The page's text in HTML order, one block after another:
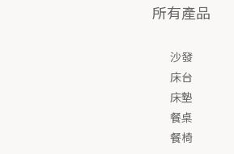
所有產品
沙發
床台
床墊
餐桌
餐椅